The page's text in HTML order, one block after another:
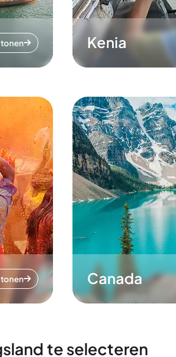
Kenia
Canada
te selecteren